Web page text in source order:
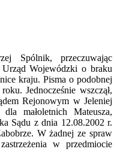
Spólnik, przeczuwając
Urząd Wojewódzki o braku
kraju. Pisma o podobnej
Jednocześnie wszczął,
Rejonowym w Jeleniej
małoletnich Mateusza,
Sądu z dnia 12.08.2002 r.
W żadnej ze spraw
w przedmiocie